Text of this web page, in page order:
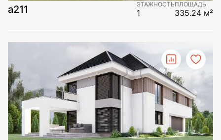
a211 ЭТАЖНОСТЬ
1
ПЛОЩАДЬ
335.24 м²